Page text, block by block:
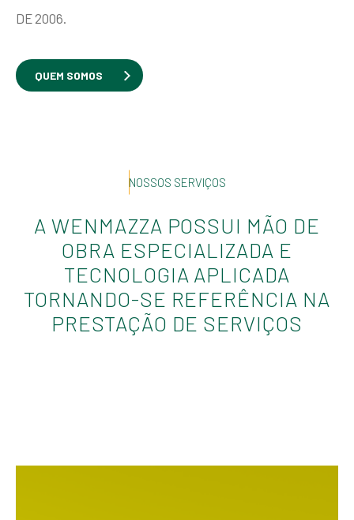
DE 2006.
QUEM SOMOS
NOSSOS SERVIÇOS
A WENMAZZA POSSUI MÃO DE
OBRA ESPECIALIZADA E
TECNOLOGIA APLICADA
TORNANDO-SE REFERÊNCIA NA
PRESTAÇÃO DE SERVIÇOS